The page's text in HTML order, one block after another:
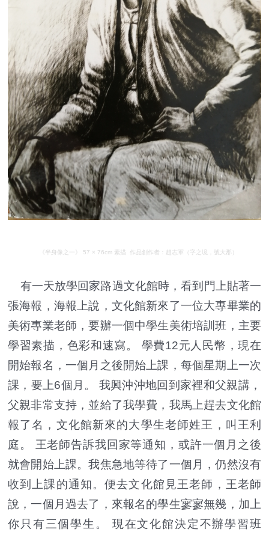
《半身像之一》 57 × 76cm 素描 作品創作者：趙志軍（字之境，號大郡）
有一天放學回家路過文化館時，看到門上貼著一
張海報，海報上說，文化館新來了一位大專畢業的
美術專業老師，要辦一個中學生美術培訓班，主要
學習素描，色彩和速寫。 學費12元人民幣，現在
開始報名，一個月之後開始上課，每個星期上一次
課，要上6個月。 我興沖沖地回到家裡和父親講，
父親非常支持，並給了我學費，我馬上趕去文化館
報了名，文化館新來的大學生老師姓王，叫王利
庭。 王老師告訴我回家等通知，或許一個月之後
就會開始上課。我焦急地等待了一個月，仍然沒有
收到上課的通知。便去文化館見王老師，王老師
說，一個月過去了，來報名的學生寥寥無幾，加上
你只有三個學生。 現在文化館決定不辦學習班